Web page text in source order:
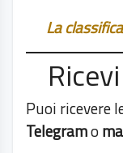
La
Puoi ricevere
Telegramo